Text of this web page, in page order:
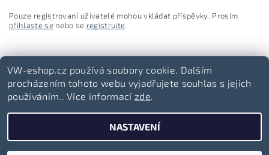
Pouze registrovaní uživatelé mohou vkládat příspěvky. Prosím
přihlaste senebo se registrujte.
Volkswagen-lifestyle.cz
2026 ©VW-eshop.cz, všechna práva vyhrazena
VW-eshop.cz používá soubory cookie. Dalším
procházením tohoto webu vyjadřujete souhlas s jejich
používáním.. Více informací zde.
NASTAVENÍ